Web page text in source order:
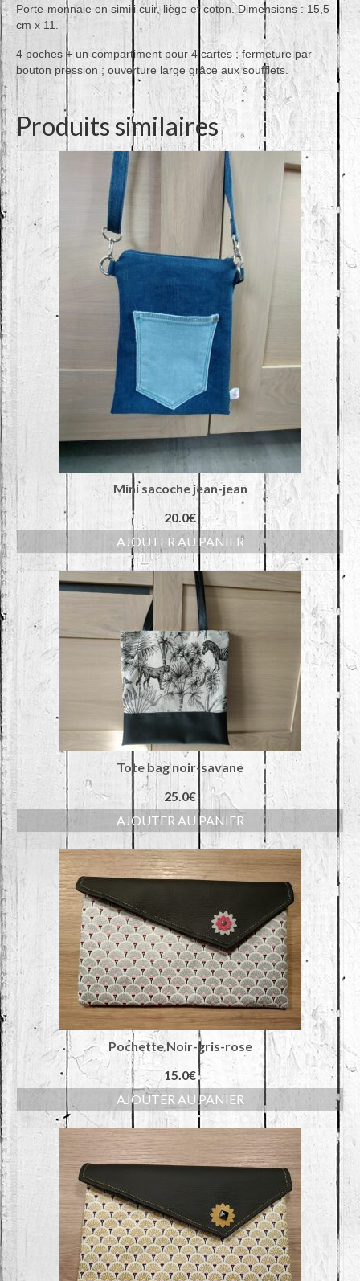
Porte-monnaie en simili cuir, liège et coton. Dimensions : 15,5
cm x 11.
4 poches + un compartiment pour 4 cartes ; fermeture par
bouton pression ; ouverture large grâce aux soufflets.
Produits similaires
Mini sacoche jean-jean
20.0€
AJOUTER AU PANIER
Tote bag noir-savane
25.0€
AJOUTER AU PANIER
Pochette Noir-gris-rose
15.0€
AJOUTER AU PANIER